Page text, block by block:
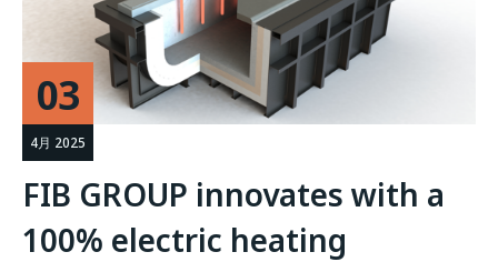
03
4月 2025
FIB GROUP innovates with a
100% electric heating